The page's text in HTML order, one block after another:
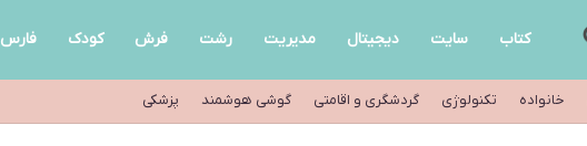
کتاب سایت دیجیتال مدیریت رشت فرش کودک فارس
خانواده تکنولوژی گردشگری و اقامتی گوشی هوشمند پزشکی